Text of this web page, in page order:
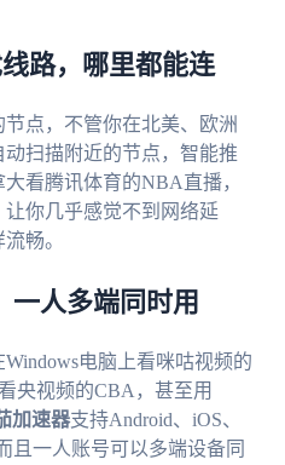
路，哪里都能连
点，不管你在北美、欧洲
扫描附近的节点，智能推
看腾讯体育的NBA直播，
你几乎感觉不到网络延
畅。
一人多端同时用
电脑上看咪咕视频的
央视频的CBA，甚至用
加速器支持Android、iOS、
且一人账号可以多端设备同